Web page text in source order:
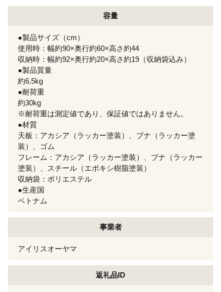
容量
●製品サイズ（cm）
使用時：幅約90×奥行約60×高さ約44
収納時：幅約92×奥行約20×高さ約19（収納袋込み）
●製品質量
約6.5kg
●耐荷重
約30kg
※耐荷重は測定値であり、保証値ではありません。
●材質
天板：アカシア（ラッカー塗装）、ブナ（ラッカー塗
装）、ゴム
フレーム：アカシア（ラッカー塗装）、ブナ（ラッカー
塗装）、スチール（エポキシ樹脂塗装）
収納袋：ポリエステル
●生産国
ベトナム
事業者
アイリスオーヤマ
返礼品ID